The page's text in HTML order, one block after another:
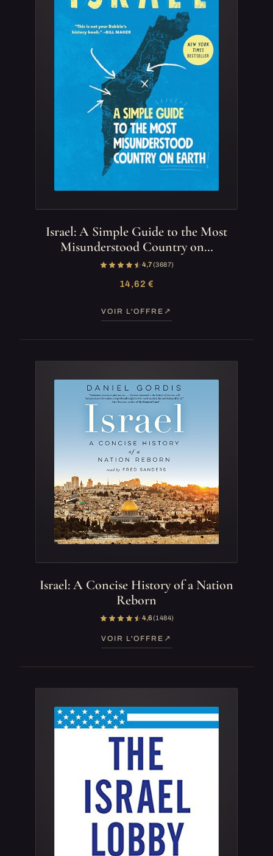
Israel: A Simple Guide to the Most
Misunderstood Country on…
4,7(3 687)
14,62 €
VOIR L'OFFRE
Israel: A Concise History of a Nation
Reborn
4,6(1 484)
VOIR L'OFFRE